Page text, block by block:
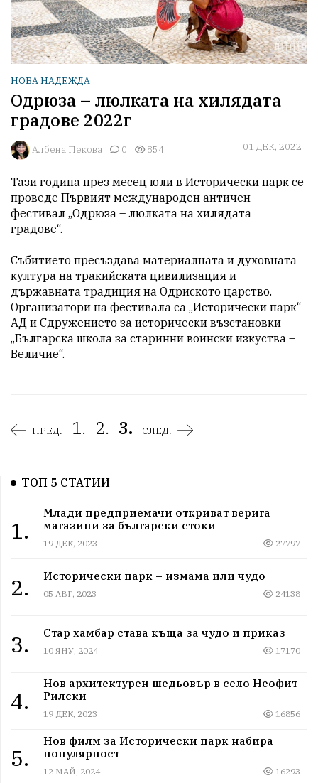
НОВА НАДЕЖДА
Одрюза – люлката на хилядата
градове 2022г
Албена Пекова 0 854 01 ДЕК, 2022
Тази година през месец юли в Исторически парк се
проведе Първият международен античен
фестивал „Одрюза – люлката на хилядата
градове“.
Събитието пресъздава материалната и духовната
култура на тракийската цивилизация и
държавната традиция на Одриското царство.
Организатори на фестивала са „Исторически парк“
АД и Сдружението за исторически възстановки
„Българска школа за старинни воински изкуства –
Величие“.
ПРЕД. 1. 2. 3. СЛЕД.
ТОП 5 СТАТИИ
1.
Млади предприемачи откриват верига
магазини за български стоки
19 ДЕК, 2023 27797
2. Исторически парк – измама или чудо
05 АВГ, 2023 24138
3. Стар хамбар става къща за чудо и приказ
10 ЯНУ, 2024 17170
4.
Нов архитектурен шедьовър в село Неофит
Рилски
19 ДЕК, 2023 16856
5.
Нов филм за Исторически парк набира
популярност
12 МАЙ, 2024 16293